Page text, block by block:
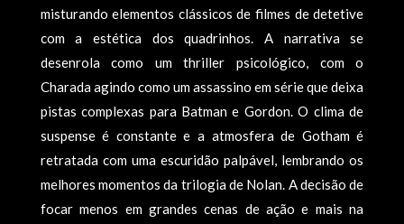
misturando elementos clássicos de filmes de detetive
com a estética dos quadrinhos. A narrativa se
desenrola como um thriller psicológico, com o
Charada agindo como um assassino em série que deixa
pistas complexas para Batman e Gordon. O clima de
suspense é constante e a atmosfera de Gotham é
retratada com uma escuridão palpável, lembrando os
melhores momentos da trilogia de Nolan. A decisão de
focar menos em grandes cenas de ação e mais na